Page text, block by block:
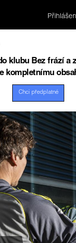
klubu Bez frází a
kompletnímu
Chci předplatné